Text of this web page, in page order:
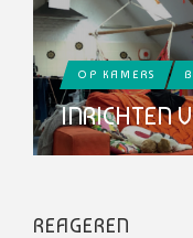
OP KAMERS
INRICHTEN
REAGEREN